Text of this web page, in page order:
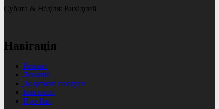
Субота & Неділя: Вихідний
Навігація
Ремонт
Локація
Додаткові послуги
Контакти
Про Нас